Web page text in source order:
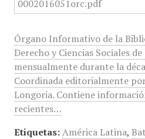
Órgano Informativo de la
Derecho y Ciencias Sociales
mensualmente durante la
Coordinada editorialmente
Longoria. Contiene
recientes…
Etiquetas: América Latina,